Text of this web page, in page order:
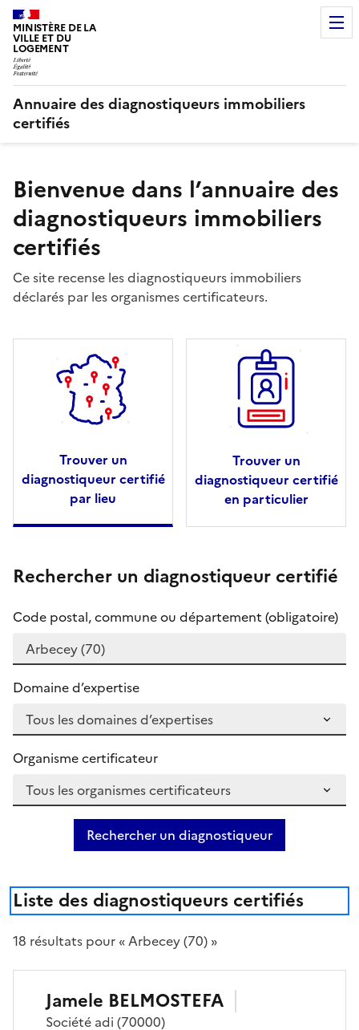
MINISTÈRE DE LA
VILLE ET DU
LOGEMENT
Annuaire des diagnostiqueurs immobiliers
certifiés
Bienvenue dans l’annuaire des
diagnostiqueurs immobiliers
certifiés
Ce site recense les diagnostiqueurs immobiliers
déclarés par les organismes certificateurs.
Trouver un
diagnostiqueur certifié
par lieu
Trouver un
diagnostiqueur certifié
en particulier
Rechercher un diagnostiqueur certifié
Code postal, commune ou département (obligatoire)
Domaine d’expertise
Organisme certificateur
Rechercher un diagnostiqueur
Liste des diagnostiqueurs certifiés
18 résultats pour « Arbecey (70) »
Jamele BELMOSTEFA
Société adi (70000)